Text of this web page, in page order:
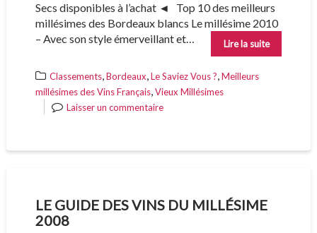
Secs disponibles à l’achat ◄ Top 10 des meilleurs
millésimes des Bordeaux blancs Le millésime 2010
– Avec son style émerveillant et…
Lire la suite
Classements,Bordeaux,Le Saviez Vous ?,Meilleurs
millésimes des Vins Français,Vieux Millésimes
Laisser un commentaire
LE GUIDE DES VINS DU MILLÉSIME
2008